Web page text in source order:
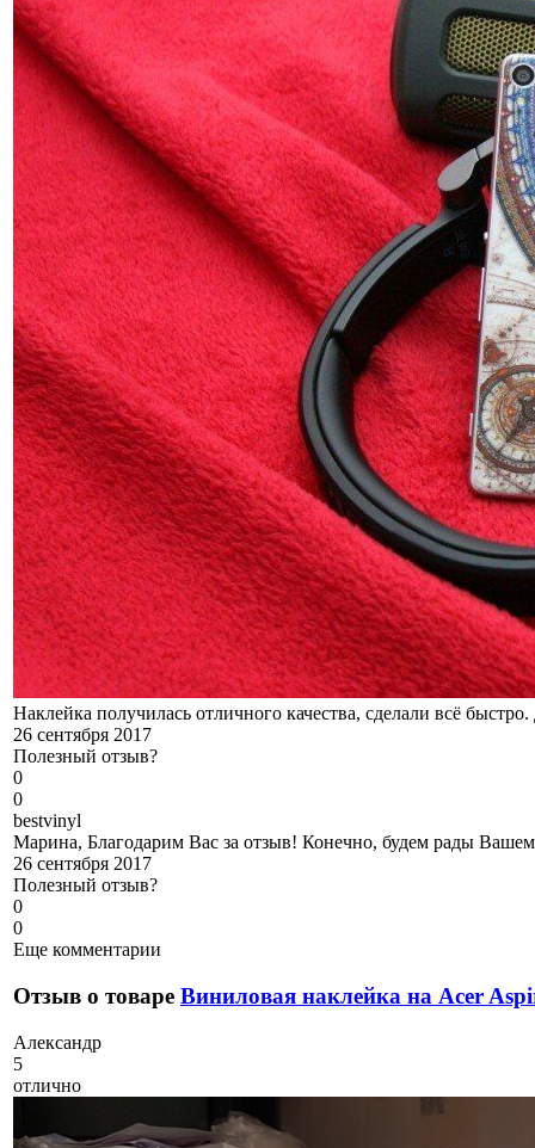
Наклейка получилась отличного качества, сделали всё
26 сентября 2017
Полезный отзыв?
0
0
bestvinyl
Марина, Благодарим Вас за отзыв! Конечно, будем рады
26 сентября 2017
Полезный отзыв?
0
0
Еще комментарии
Отзыв о товаре Виниловая наклейка на Acer
Александр
5
отлично